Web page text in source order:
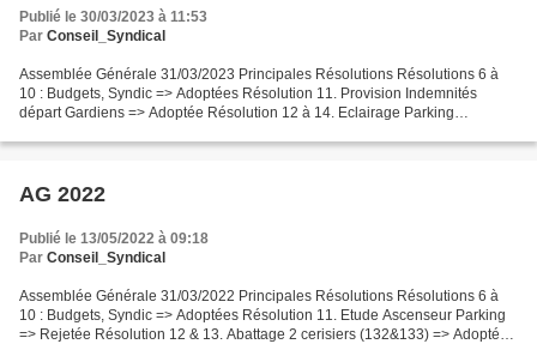
Publié le 30/03/2023 à 11:53
Par Conseil_Syndical
Assemblée Générale 31/03/2023 Principales Résolutions Résolutions 6 à
10 : Budgets, Syndic => Adoptées Résolution 11. Provision Indemnités
départ Gardiens => Adoptée Résolution 12 à 14. Eclairage Parking
AG 2022
Publié le 13/05/2022 à 09:18
Par Conseil_Syndical
Assemblée Générale 31/03/2022 Principales Résolutions Résolutions 6 à
10 : Budgets, Syndic => Adoptées Résolution 11. Etude Ascenseur Parking
=> Rejetée Résolution 12 & 13. Abattage 2 cerisiers (132&133) => Adoptée